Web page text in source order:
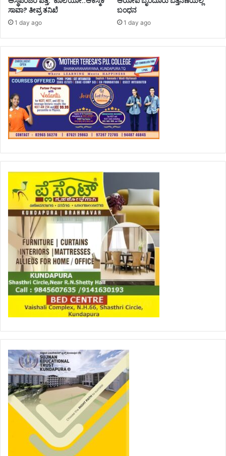
ಸಾವಾ? ತೀವ್ರ ತನಿಖೆ
1 day ago
ಬಂಧನ
1 day ago